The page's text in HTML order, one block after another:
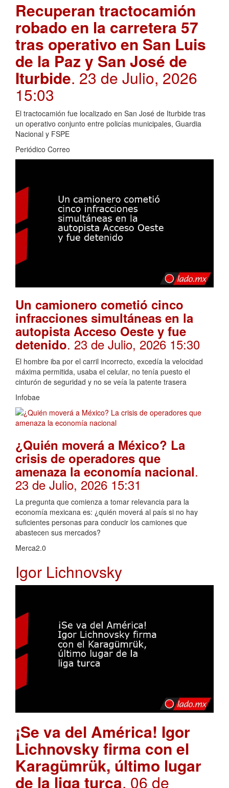
Recuperan tractocamión
robado en la carretera 57
tras operativo en San Luis
de la Paz y San José de
Iturbide. 23 de Julio, 2026
15:03
El tractocamión fue localizado en San José de Iturbide tras
un operativo conjunto entre policías municipales, Guardia
Nacional y FSPE
Periódico Correo
Un camionero cometió cinco
infracciones simultáneas en la
autopista Acceso Oeste y fue
detenido. 23 de Julio, 2026 15:30
El hombre iba por el carril incorrecto, excedía la velocidad
máxima permitida, usaba el celular, no tenía puesto el
cinturón de seguridad y no se veía la patente trasera
Infobae
¿Quién moverá a México? La
crisis de operadores que
amenaza la economía nacional.
23 de Julio, 2026 15:31
La pregunta que comienza a tomar relevancia para la
economía mexicana es: ¿quién moverá al país si no hay
suficientes personas para conducir los camiones que
abastecen sus mercados?
Merca2.0
Igor Lichnovsky
¡Se va del América! Igor
Lichnovsky firma con el
Karagümrük, último lugar
de la liga turca. 06 de